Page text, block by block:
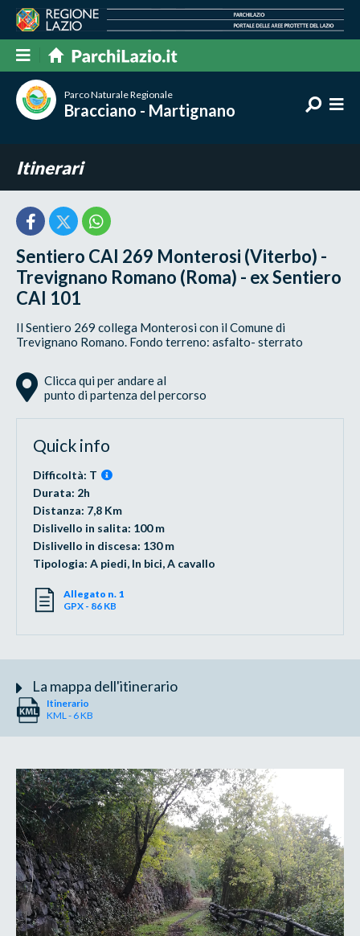
Parco Naturale Regionale
Bracciano - Martignano
Itinerari
Sentiero CAI 269 Monterosi (Viterbo) -
Trevignano Romano (Roma) - ex Sentiero
CAI 101
Il Sentiero 269 collega Monterosi con il Comune di
Trevignano Romano. Fondo terreno: asfalto- sterrato
Clicca qui per andare al
punto di partenza del percorso
Quick info
Difficoltà: T
Durata: 2h
Distanza: 7,8 Km
Dislivello in salita: 100 m
Dislivello in discesa: 130 m
Tipologia: A piedi, In bici, A cavallo
Allegato n. 1
GPX - 86 KB
La mappa dell'itinerario
Itinerario
KML - 6 KB